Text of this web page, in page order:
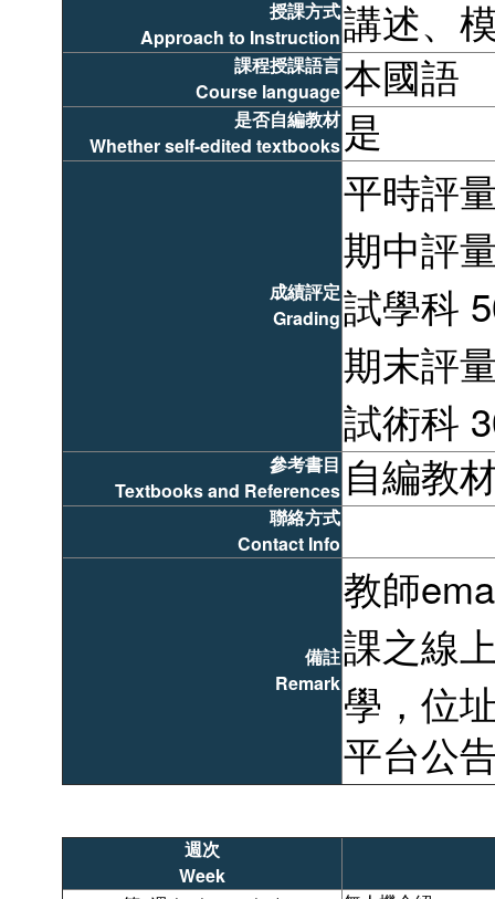
授課方式
Approach to Instruction 講述、
課程授課語言
Course language 本國語
是否自編教材
Whether self-edited textbooks 是
成績評定
Grading
平時評
期中評
試學科
期末評
試術科
參考書目
Textbooks and References 自編教
聯絡方式
Contact Info
備註
Remark
教師
課之線
學，位
平台公
週次
Week